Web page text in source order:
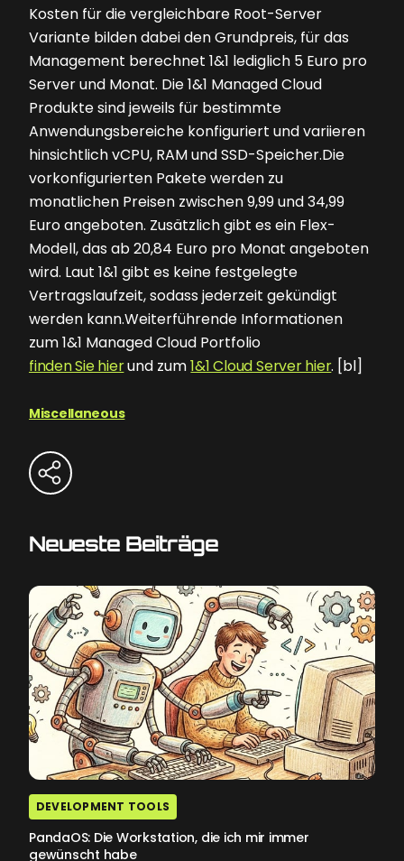
Kosten für die vergleichbare Root-Server
Variante bilden dabei den Grundpreis, für das
Management berechnet 1&1 lediglich 5 Euro pro
Server und Monat. Die 1&1 Managed Cloud
Produkte sind jeweils für bestimmte
Anwendungsbereiche konfiguriert und variieren
hinsichtlich vCPU, RAM und SSD-Speicher.Die
vorkonfigurierten Pakete werden zu
monatlichen Preisen zwischen 9,99 und 34,99
Euro angeboten. Zusätzlich gibt es ein Flex-
Modell, das ab 20,84 Euro pro Monat angeboten
wird. Laut 1&1 gibt es keine festgelegte
Vertragslaufzeit, sodass jederzeit gekündigt
werden kann.Weiterführende Informationen
zum 1&1 Managed Cloud Portfolio
finden Sie hierund zum1&1 Cloud Server hier. [bl]
Miscellaneous
Neueste Beiträge
DEVELOPMENT TOOLS
PandaOS: Die Workstation, die ich mir immer
gewünscht habe